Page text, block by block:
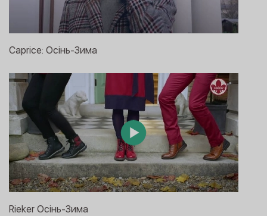
Caprice: Осінь-Зима
Rieker Осінь-Зима